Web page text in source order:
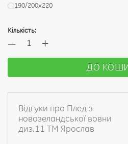
190/200х220
Кількість:
— +
ДО
Відгуки про Плед з
новозеландської вовни
диз.11 ТМ Ярослав